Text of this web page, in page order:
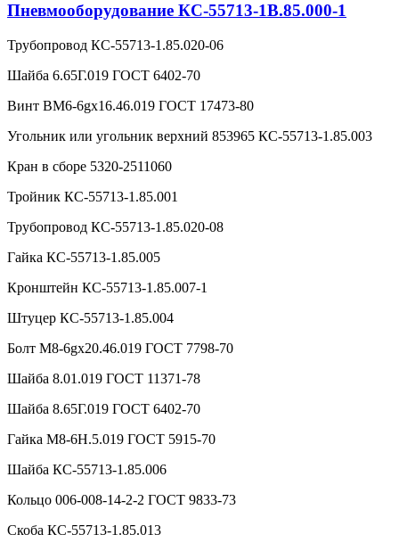
Пневмооборудование КС-55713-1В.85.000-1
Трубопровод КС-55713-1.85.020-06
Шайба 6.65Г.019 ГОСТ 6402-70
Винт ВМ6-6gx16.46.019 ГОСТ 17473-80
Угольник или угольник верхний 853965 КС-55713-1.85.003
Кран в сборе 5320-2511060
Тройник КС-55713-1.85.001
Трубопровод КС-55713-1.85.020-08
Гайка КС-55713-1.85.005
Кронштейн КС-55713-1.85.007-1
Штуцер КС-55713-1.85.004
Болт М8-6gx20.46.019 ГОСТ 7798-70
Шайба 8.01.019 ГОСТ 11371-78
Шайба 8.65Г.019 ГОСТ 6402-70
Гайка М8-6Н.5.019 ГОСТ 5915-70
Шайба КС-55713-1.85.006
Кольцо 006-008-14-2-2 ГОСТ 9833-73
Скоба КС-55713-1.85.013